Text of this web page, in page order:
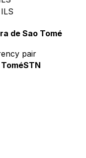
ILS
de Sao Tomé
pair
STN